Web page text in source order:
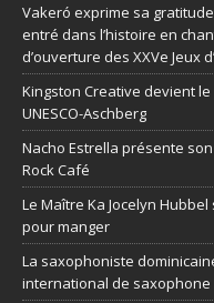
Vakeró exprime sa
entré dans l’histoire en
d’ouverture des XXVe Jeux
Kingston Creative devient
UNESCO-Aschberg
Nacho Estrella présente
Rock Café
Le Maître Ka Jocelyn
pour manger
La saxophoniste
international de saxophone